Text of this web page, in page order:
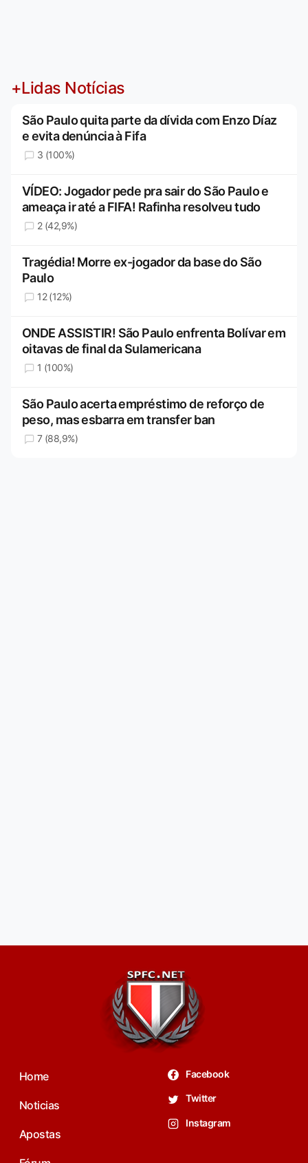
+Lidas Notícias
São Paulo quita parte da dívida com Enzo Díaz
e evita denúncia à Fifa
3 (100%)
VÍDEO: Jogador pede pra sair do São Paulo e
ameaça ir até a FIFA! Rafinha resolveu tudo
2 (42,9%)
Tragédia! Morre ex-jogador da base do São
Paulo
12 (12%)
ONDE ASSISTIR! São Paulo enfrenta Bolívar em
oitavas de final da Sulamericana
1 (100%)
São Paulo acerta empréstimo de reforço de
peso, mas esbarra em transfer ban
7 (88,9%)
Home
Noticias
Apostas
Facebook
Twitter
Instagram